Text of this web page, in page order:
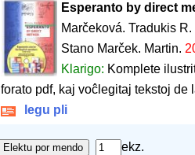
Esperanto by direct
Marčeková. Tradukis
Stano Marček. Martin.
Klarigo: Komplete
forato pdf, kaj voĉlegitaj tekstoj de
legu pli
ekz.